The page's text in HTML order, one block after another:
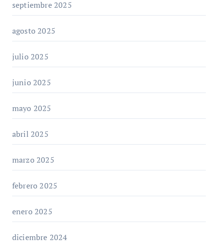
septiembre 2025
agosto 2025
julio 2025
junio 2025
mayo 2025
abril 2025
marzo 2025
febrero 2025
enero 2025
diciembre 2024